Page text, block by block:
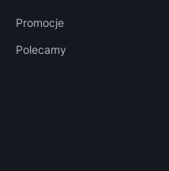
Promocje
Polecamy